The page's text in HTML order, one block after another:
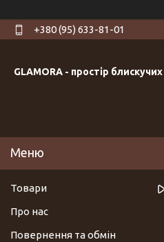
+380 (95) 633-81-01
GLAMORA - простір
Товари
Про нас
Повернення та обмін